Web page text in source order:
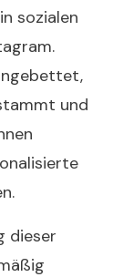
sozialen
und
dieser